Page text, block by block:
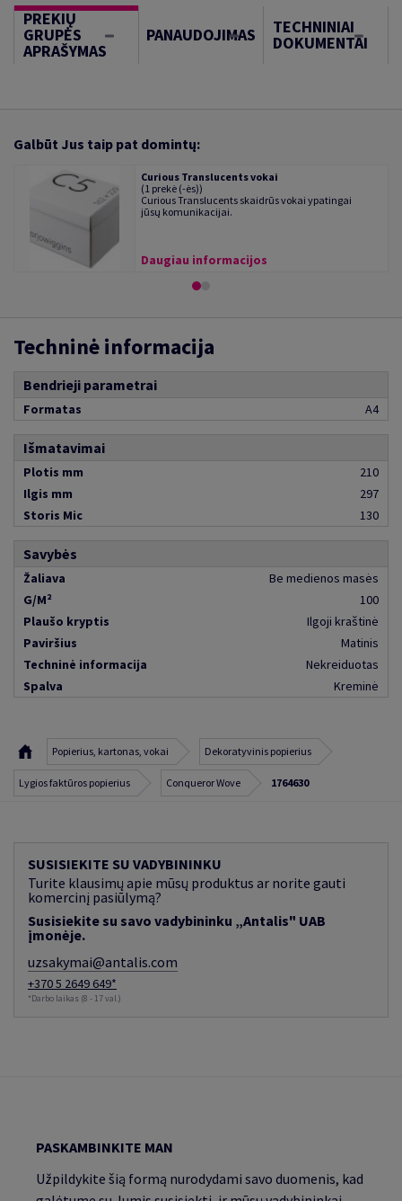
PREKIŲ
GRUPĖS
APRAŠYMAS
PANAUDOJIMAS TECHNINIAI
DOKUMENTAI
Galbūt Jus taip pat domintų:
Curious Translucents vokai
(1 prekė (-ės))
Curious Translucents skaidrūs vokai ypatingai
jūsų komunikacijai.
Daugiau informacijos
Techninė informacija
Bendrieji parametrai
Formatas A4
Išmatavimai
Plotis mm
210
Ilgis mm
297
Storis Mic
130
Savybės
Žaliava
Be medienos masės
G/M²
100
Plaušo kryptis
Ilgoji kraštinė
Paviršius
Matinis
Techninė informacija
Nekreiduotas
Spalva
Kreminė
Popierius, kartonas, vokai Dekoratyvinis popierius
Lygios faktūros popierius Conqueror Wove 1764630
SUSISIEKITE SU VADYBININKU
Turite klausimų apie mūsų produktus ar norite gauti
komercinį pasiūlymą?
Susisiekite su savo vadybininku „Antalis" UAB
įmonėje.
uzsakymai@antalis.com
+370 5 2649 649*
*Darbo laikas (8 - 17 val.)
PASKAMBINKITE MAN
Užpildykite šią formą nurodydami savo duomenis, kad